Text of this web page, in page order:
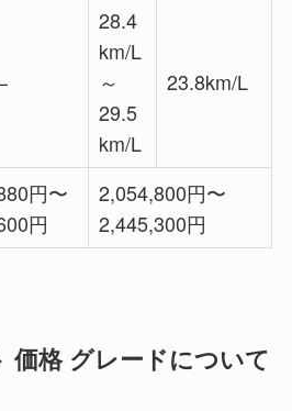
28.4
km/L
～
29.5
km/L
23.8km/L
円〜
円
2,054,800円〜
2,445,300円
価格 グレードについて